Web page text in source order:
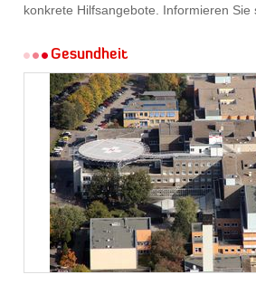
konkrete Hilfsangebote. Informieren Sie
Gesundheit